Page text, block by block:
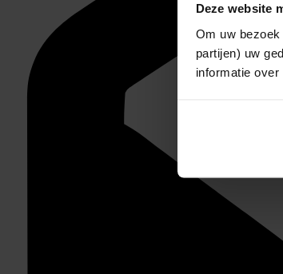
Deze website
Om uw
partijen) uw
informatie